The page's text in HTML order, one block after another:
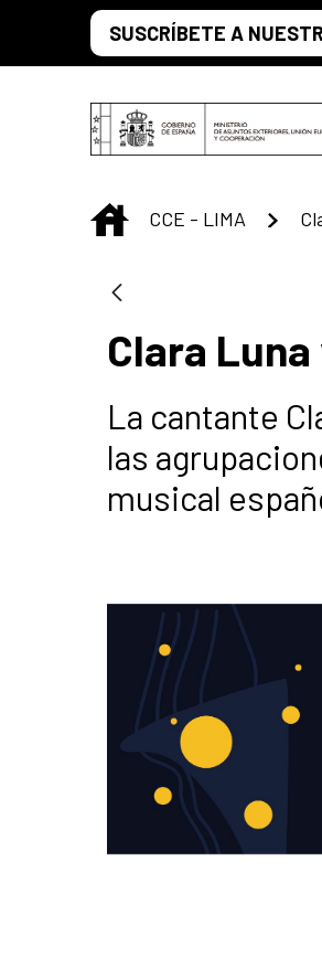
Saltar al contenido principal
SUSCRÍBETE A
INICIO
CCE - LIMA
Clara
La cantante
las
musical